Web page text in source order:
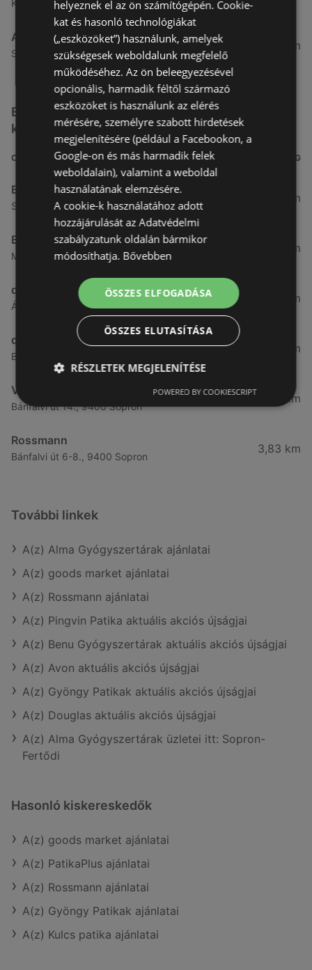
Kertekalja u. 1, 9437 Hegykő
Alma Gyógyszertárak
Szabadság u. 31, 9431 Fertőd
27,8 km
Egyéb Kozmetikumok és Drogéria üzletek a
közelben
CÍM TÁVOLSÁG
Benu Gyógyszertárak
Soproni utca 18., 9423 Ágfalva
0,27 km
Benu Gyógyszertárak
Malompatak U.10, 9400 Sopron
2,55 km
dm
Ágfalvi út 4, 9400, 9400 Sopron
3,26 km
dm
Besenyő u. 23, 9400 Sopron
3,28 km
Vianni
Bánfalvi út 14., 9400 Sopron
3,57 km
Rossmann
Bánfalvi út 6-8., 9400 Sopron
3,83 km
További linkek
A(z) Alma Gyógyszertárak ajánlatai
A(z) goods market ajánlatai
A(z) Rossmann ajánlatai
A(z) Pingvin Patika aktuális akciós újságjai
A(z) Benu Gyógyszertárak aktuális akciós újságjai
A(z) Avon aktuális akciós újságjai
A(z) Gyöngy Patikak aktuális akciós újságjai
A(z) Douglas aktuális akciós újságjai
A(z) Alma Gyógyszertárak üzletei itt: Sopron-
Fertődi
Hasonló kiskereskedők
A(z) goods market ajánlatai
A(z) PatikaPlus ajánlatai
A(z) Rossmann ajánlatai
A(z) Gyöngy Patikak ajánlatai
A(z) Kulcs patika ajánlatai
helyeznek el az ön számítógépén. Cookie-
kat és hasonló technológiákat
(„eszközöket”) használunk, amelyek
szükségesek weboldalunk megfelelő
működéséhez. Az ön beleegyezésével
opcionális, harmadik féltől származó
eszközöket is használunk az elérés
mérésére, személyre szabott hirdetések
megjelenítésére (például a Facebookon, a
Google-on és más harmadik felek
weboldalain), valamint a weboldal
használatának elemzésére.
A cookie-k használatához adott
hozzájárulását az Adatvédelmi
szabályzatunk oldalán bármikor
módosíthatja. Bővebben
ÖSSZES ELFOGADÁSA
ÖSSZES ELUTASÍTÁSA
RÉSZLETEK MEGJELENÍTÉSE
POWERED BY COOKIESCRIPT